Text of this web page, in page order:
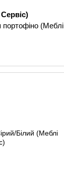
(Меблі